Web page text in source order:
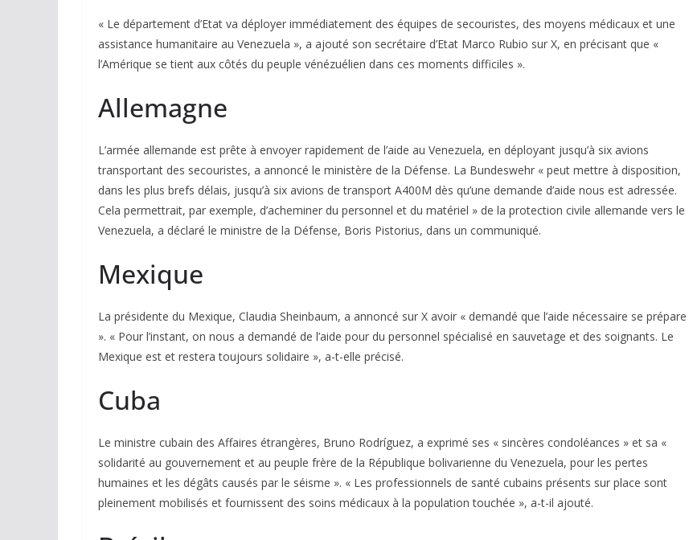
« Le département d’Etat va déployer immédiatement des équipes de secouristes, des moyens médicaux et une
assistance humanitaire au Venezuela », a ajouté son secrétaire d’Etat Marco Rubio sur X, en précisant que «
l’Amérique se tient aux côtés du peuple vénézuélien dans ces moments difficiles ».
Allemagne
L’armée allemande est prête à envoyer rapidement de l’aide au Venezuela, en déployant jusqu’à six avions
transportant des secouristes, a annoncé le ministère de la Défense. La Bundeswehr « peut mettre à disposition,
dans les plus brefs délais, jusqu’à six avions de transport A400M dès qu’une demande d’aide nous est adressée.
Cela permettrait, par exemple, d’acheminer du personnel et du matériel » de la protection civile allemande vers le
Venezuela, a déclaré le ministre de la Défense, Boris Pistorius, dans un communiqué.
Mexique
La présidente du Mexique, Claudia Sheinbaum, a annoncé sur X avoir « demandé que l’aide nécessaire se prépare
». « Pour l’instant, on nous a demandé de l’aide pour du personnel spécialisé en sauvetage et des soignants. Le
Mexique est et restera toujours solidaire », a-t-elle précisé.
Cuba
Le ministre cubain des Affaires étrangères, Bruno Rodríguez, a exprimé ses « sincères condoléances » et sa «
solidarité au gouvernement et au peuple frère de la République bolivarienne du Venezuela, pour les pertes
humaines et les dégâts causés par le séisme ». « Les professionnels de santé cubains présents sur place sont
pleinement mobilisés et fournissent des soins médicaux à la population touchée », a-t-il ajouté.